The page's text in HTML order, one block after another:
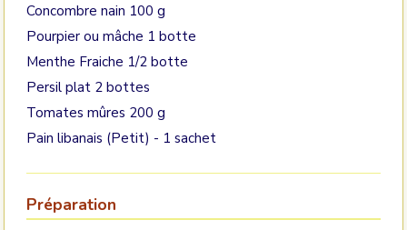
Concombre nain 100 g
Pourpier ou mâche 1 botte
Menthe Fraiche 1/2 botte
Persil plat 2 bottes
Tomates mûres 200 g
Pain libanais (Petit) - 1 sachet
Préparation